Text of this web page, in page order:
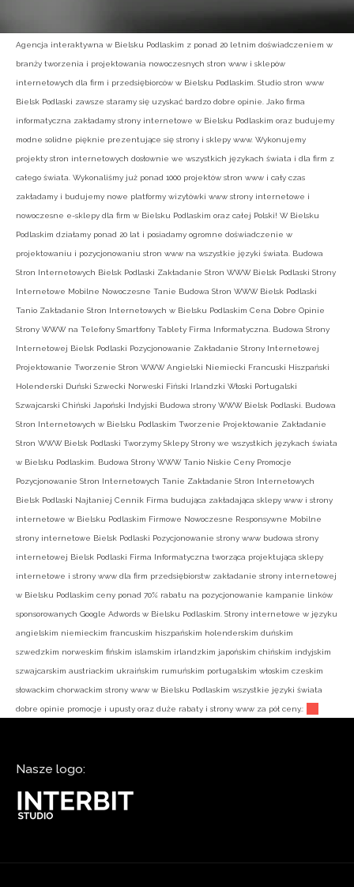
Agencja interaktywna w Bielsku Podlaskim z ponad 20 letnim doświadczeniem w
branży tworzenia i projektowania nowoczesnych stron www i sklepów
internetowych dla firm i przedsiębiorców w Bielsku Podlaskim. Studio stron www
Bielsk Podlaski zawsze staramy się uzyskać bardzo dobre opinie. Jako firma
informatyczna zakładamy strony internetowe w Bielsku Podlaskim oraz budujemy
modne solidne pięknie prezentujące się strony i sklepy www. Wykonujemy
projekty stron internetowych dosłownie we wszystkich językach świata i dla firm z
całego świata. Wykonaliśmy już ponad 1000 projektów stron www i cały czas
zakładamy i budujemy nowe platformy wizytówki www strony internetowe i
nowoczesne e-sklepy dla firm w Bielsku Podlaskim oraz całej Polski! W Bielsku
Podlaskim działamy ponad 20 lat i posiadamy ogromne doświadczenie w
projektowaniu i pozycjonowaniu stron www na wszystkie języki świata. Budowa
Stron Internetowych Bielsk Podlaski Zakładanie Stron WWW Bielsk Podlaski Strony
Internetowe Mobilne Nowoczesne Tanie Budowa Stron WWW Bielsk Podlaski
Tanio Zakładanie Stron Internetowych w Bielsku Podlaskim Cena Dobre Opinie
Strony WWW na Telefony Smartfony Tablety Firma Informatyczna. Budowa Strony
Internetowej Bielsk Podlaski Pozycjonowanie Zakładanie Strony Internetowej
Projektowanie Tworzenie Stron WWW Angielski Niemiecki Francuski Hiszpański
Holenderski Duński Szwecki Norweski Fiński Irlandzki Włoski Portugalski
Szwajcarski Chiński Japoński Indyjski Budowa strony WWW Bielsk Podlaski. Budowa
Stron Internetowych w Bielsku Podlaskim Tworzenie Projektowanie Zakładanie
Stron WWW Bielsk Podlaski Tworzymy Sklepy Strony we wszystkich językach świata
w Bielsku Podlaskim. Budowa Strony WWW Tanio Niskie Ceny Promocje
Pozycjonowanie Stron Internetowych Tanie Zakładanie Stron Internetowych
Bielsk Podlaski Najtaniej Cennik Firma budująca zakładająca sklepy www i strony
internetowe w Bielsku Podlaskim Firmowe Nowoczesne Responsywne Mobilne
strony internetowe Bielsk Podlaski Pozycjonowanie strony www budowa strony
internetowej Bielsk Podlaski Firma Informatyczna tworząca projektująca sklepy
internetowe i strony www dla firm przedsiębiorstw zakładanie strony internetowej
w Bielsku Podlaskim ceny ponad 70% rabatu na pozycjonowanie kampanie linków
sponsorowanych Google Adwords w Bielsku Podlaskim. Strony internetowe w języku
angielskim niemieckim francuskim hiszpańskim holenderskim duńskim
szwedzkim norweskim fińskim islamskim irlandzkim japońskim chińskim indyjskim
szwajcarskim austriackim ukraińskim rumuńskim portugalskim włoskim czeskim
słowackim chorwackim strony www w Bielsku Podlaskim wszystkie języki świata
dobre opinie promocje i upusty oraz duże rabaty i strony www za pół ceny.:
Nasze logo: